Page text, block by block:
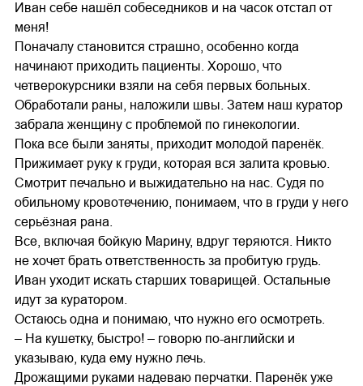
Иван себе нашёл собеседников и на часок отстал от
меня!
Поначалу становится страшно, особенно когда
начинают приходить пациенты. Хорошо, что
четверокурсники взяли на себя первых больных.
Обработали раны, наложили швы. Затем наш куратор
забрала женщину с проблемой по гинекологии.
Пока все были заняты, приходит молодой паренёк.
Прижимает руку к груди, которая вся залита кровью.
Смотрит печально и выжидательно на нас. Судя по
обильному кровотечению, понимаем, что в груди у него
серьёзная рана.
Все, включая бойкую Марину, вдруг теряются. Никто
не хочет брать ответственность за пробитую грудь.
Иван уходит искать старших товарищей. Остальные
идут за куратором.
Остаюсь одна и понимаю, что нужно его осмотреть.
– На кушетку, быстро! – говорю по-английски и
указываю, куда ему нужно лечь.
Дрожащими руками надеваю перчатки. Паренёк уже